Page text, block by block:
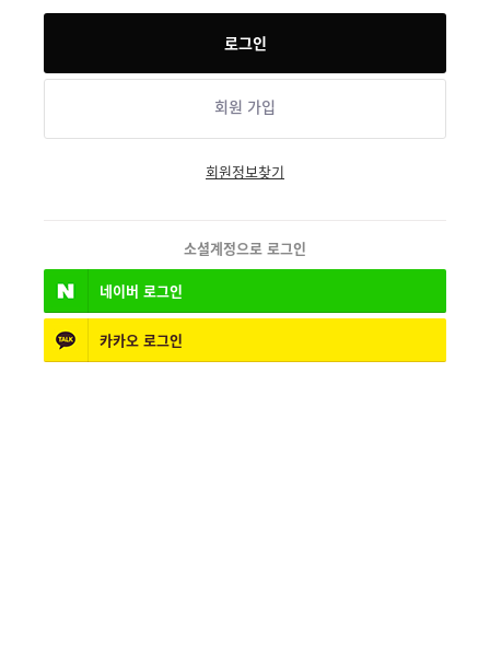
회원 가입
회원정보찾기
소셜계정으로 로그인
네이버 로그인
카카오 로그인